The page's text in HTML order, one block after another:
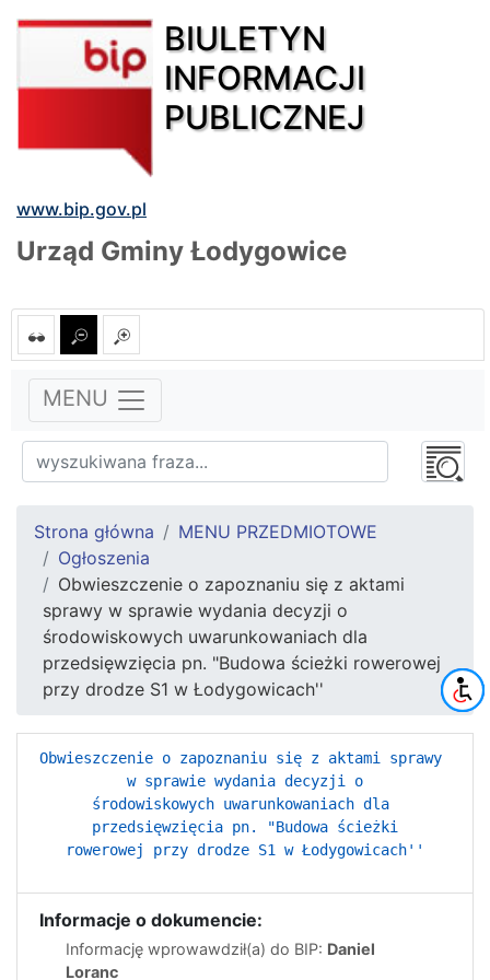
BIULETYN
INFORMACJI
PUBLICZNEJ
www.bip.gov.pl
Urząd Gminy Łodygowice
MENU
Strona główna
MENU PRZEDMIOTOWE
Ogłoszenia
Obwieszczenie o zapoznaniu się z aktami
sprawy w sprawie wydania decyzji o
środowiskowych uwarunkowaniach dla
przedsięwzięcia pn. "Budowa ścieżki rowerowej
przy drodze S1 w Łodygowicach''
Obwieszczenie o zapoznaniu się z aktami sprawy
w sprawie wydania decyzji o
środowiskowych uwarunkowaniach dla
przedsięwzięcia pn. "Budowa ścieżki
rowerowej przy drodze S1 w Łodygowicach''
Informacje o dokumencie:
Informację wprowawdził(a) do BIP: Daniel
Loranc